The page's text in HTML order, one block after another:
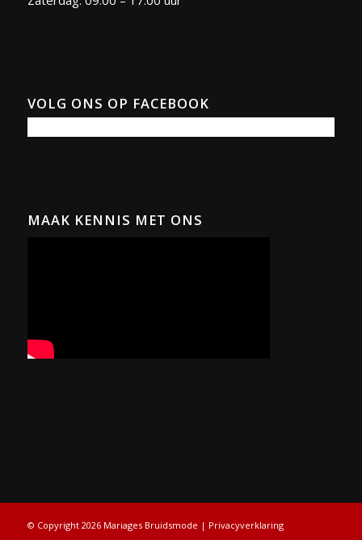
VOLG ONS OP FACEBOOK
MAAK KENNIS MET ONS
© Copyright 2026 Mariages Bruidsmode | Privacyverklaring